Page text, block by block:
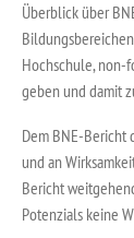
Überblick über
Hochschule, non-
geben und damit
Dem BNE-Bericht
und an
Bericht
Potenzials keine